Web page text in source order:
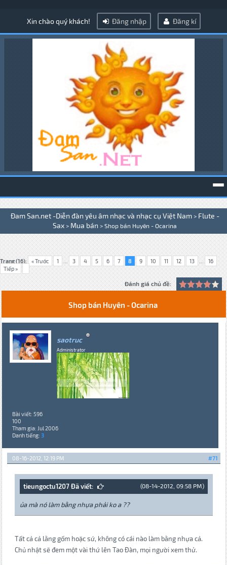
Xin chào quý khách! Đăng nhập Đăng kí
Đam San.net -Diễn đàn yêu âm nhạc và nhạc cụ Việt Nam > Flute -
Sax > Mua bán > Shop bán Huyên - Ocarina
Trang (16): « Trước 1 ... 3 4 5 6 7 8 9 10 11 12 13 ... 16
Tiếp »
Đánh giá chủ đề:
Shop bán Huyên - Ocarina
saotruc
Administrator
Bài viết: 596
100
Tham gia: Jul 2006
Danh tiếng: 3
#71
08-16-2012, 12:19 PM
(08-14-2012, 09:58 PM)
tieungoctu1207 Đã viết:
ủa mà nó làm bằng nhựa phải ko a ??
Tất cả cả lằng gốm hoặc sứ, không có cái nào làm bằng nhựa cả.
Chủ nhật sẽ đem một vài thứ lên Tao Đàn, mọi người xem thử.